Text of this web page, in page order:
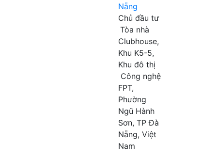
Nẵng
Chủ đầu tư
Tòa nhà
Clubhouse,
Khu K5-5,
Khu đô thị
Công nghệ
FPT,
Phường
Ngũ Hành
Sơn, TP Đà
Nẵng, Việt
Nam